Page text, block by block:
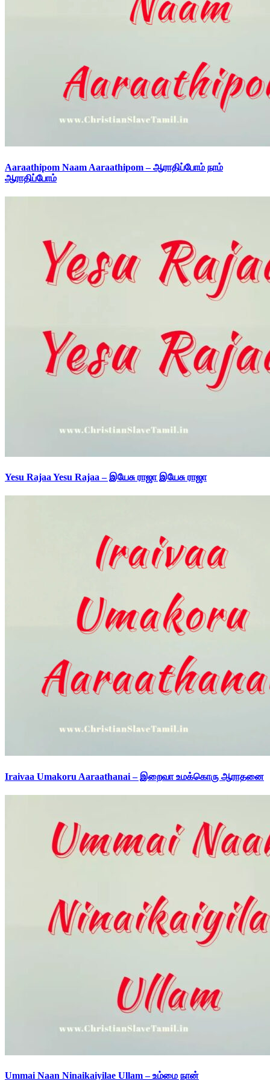
Aaraathipom Naam Aaraathipom – ஆராதிப்போம் நாம்
ஆராதிப்போம்
Yesu Rajaa Yesu Rajaa – இயேசு ராஜா இயேசு ராஜா
Iraivaa Umakoru Aaraathanai – இறைவா உமக்கொரு ஆராதனை
Ummai Naan Ninaikaiyilae Ullam – உம்மை நான்